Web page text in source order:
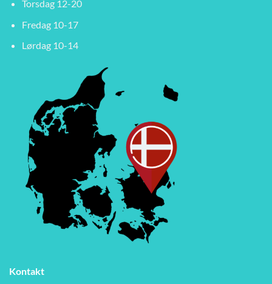
Torsdag 12-20
Fredag 10-17
Lørdag 10-14
Kontakt